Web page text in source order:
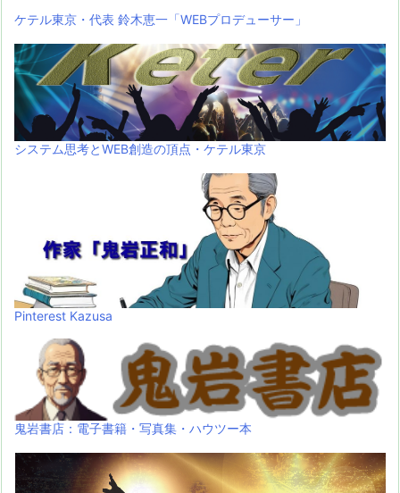
ケテル東京・代表 鈴木恵一「WEBプロデューサー」
システム思考とWEB創造の頂点・ケテル東京
Pinterest Kazusa
鬼岩書店：電子書籍・写真集・ハウツー本